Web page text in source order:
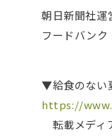
朝日新聞社運
フードバンク
▼給食のない
https://
転載メディ